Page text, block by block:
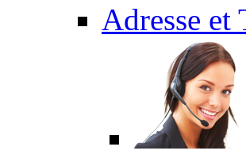
Adresse et